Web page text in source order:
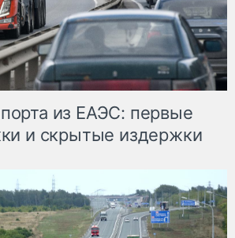
из ЕАЭС: первые
и скрытые издержки